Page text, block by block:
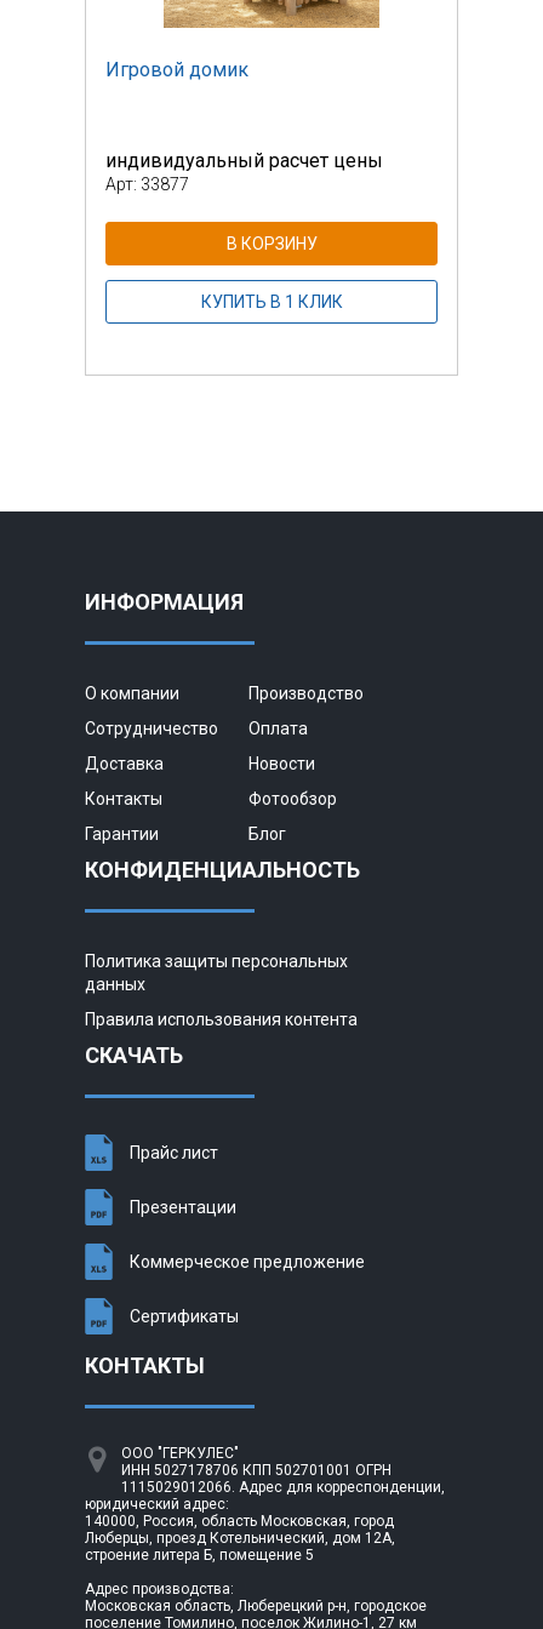
Игровой домик
индивидуальный расчет цены
Арт: 33877
В КОРЗИНУ
КУПИТЬ В 1 КЛИК
ИНФОРМАЦИЯ
О компании
Производство
Сотрудничество
Оплата
Доставка
Новости
Контакты
Фотообзор
Гарантии
Блог
КОНФИДЕНЦИАЛЬНОСТЬ
Политика защиты персональных
данных
Правила использования контента
СКАЧАТЬ
Прайс лист
Презентации
Коммерческое предложение
Сертификаты
КОНТАКТЫ
ООО "ГЕРКУЛЕС"
ИНН 5027178706 КПП 502701001 ОГРН
1115029012066. Адрес для корреспонденции,
юридический адрес:
140000, Россия, область Московская, город
Люберцы, проезд Котельнический, дом 12А,
строение литера Б, помещение 5
Адрес производства:
Московская область, Люберецкий р-н, городское
поселение Томилино, поселок Жилино-1, 27 км